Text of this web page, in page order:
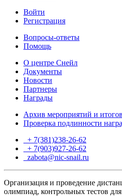
Войти
Регистрация
Вопросы-ответы
Помощь
О центре Снейл
Документы
Новости
Партнеры
Награды
Архив мероприятий и итогов
Проверка подлинности
+ 7(381)238-26-62
+ 7(903)927-26-62
zabota@nic-snail.ru
Организация и проведение
олимпиад, контрольных тестов